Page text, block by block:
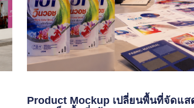
Product Mockup เปลี่ยนพื้นที่จัดแส